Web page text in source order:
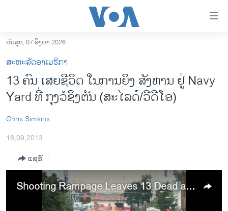
ເຂົ້າ
ຫາ
ຂ້າມ
ຂ້າມ
ຫາ
ຊອກ
ຄົ້ນ
ອາເມຣິກາ
ການເລືອກຕັ້ງ ປະທານາທີບໍດີ ສະຫະລັດ 2024
ໂລກ
ເອເຊຍ
ອິດສະຫຼະພາບດ້ານການຂ່າວ
ຊີວິດຊາວລາວ
ວັນສຸກ, 07 ສິງຫາ 2026
ສະຫະລັດອາເມຣິກາ
13 ຄົນ ເສຍຊີວິດ ໃນການຍິງ ສັງຫານ ຢູ່ Navy
Yard ທີ່ ກຸງວໍຊິງຕັນ (ສະໄລດ໌/ວີດີໂອ)
Chris Simkins
18,09,2013
ແຊຣ໌
Shooting Rampage Leaves 13 Dead at DC Navy Yard